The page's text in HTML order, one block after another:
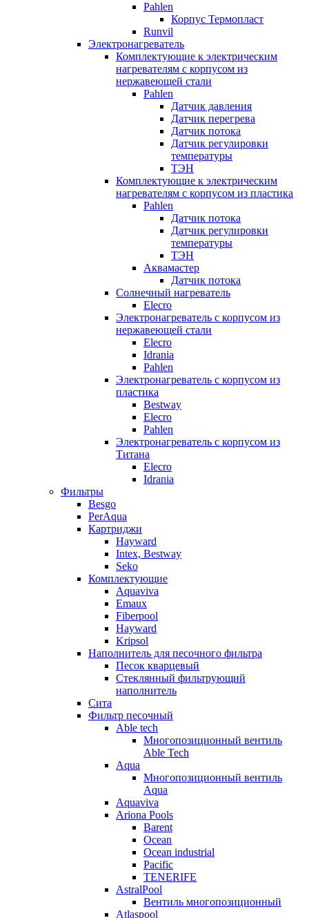
Pahlen
Корпус Термопласт
Runvil
Электронагреватель
Комплектующие к электрическим
нагревателям с корпусом из
нержавеющей стали
Pahlen
Датчик давления
Датчик перегрева
Датчик потока
Датчик регулировки
температуры
ТЭН
Комплектующие к электрическим
нагревателям с корпусом из пластика
Pahlen
Датчик потока
Датчик регулировки
температуры
ТЭН
Аквамастер
Датчик потока
Солнечный нагреватель
Elecro
Электронагреватель с корпусом из
нержавеющей стали
Elecro
Idrania
Pahlen
Электронагреватель с корпусом из
пластика
Bestway
Elecro
Pahlen
Электронагреватель с корпусом из
Титана
Elecro
Idrania
Фильтры
Besgo
PerAqua
Картриджи
Hayward
Intex, Bestway
Seko
Комплектующие
Aquaviva
Emaux
Fiberpool
Hayward
Kripsol
Наполнитель для песочного фильтра
Песок кварцевый
Стеклянный фильтрующий
наполнитель
Сита
Фильтр песочный
Able tech
Многопозиционный вентиль
Able Tech
Aqua
Многопозиционный вентиль
Aqua
Aquaviva
Ariona Pools
Barent
Ocean
Ocean industrial
Pacific
TENERIFE
AstralPool
Вентиль многопозиционный
Atlaspool